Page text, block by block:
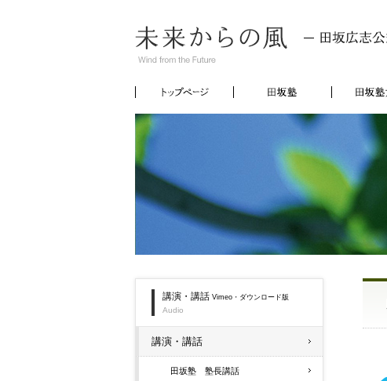
トップページ 田坂塾
講演・講話 Vimeo・ダウンロード版
Audio
講演・講話
田坂塾 塾長講話